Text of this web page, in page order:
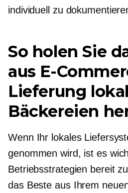
individuell zu
So holen Sie
aus E-
Lieferung
Bäckereien
Wenn Ihr lokales
genommen wird, ist es
Betriebsstrategien bereit
das Beste aus Ihrem